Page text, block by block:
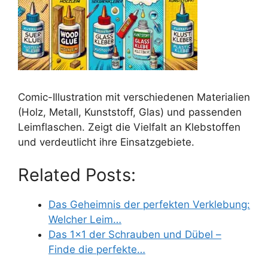
Comic-Illustration mit verschiedenen Materialien
(Holz, Metall, Kunststoff, Glas) und passenden
Leimflaschen. Zeigt die Vielfalt an Klebstoffen
und verdeutlicht ihre Einsatzgebiete.
Related Posts:
Das Geheimnis der perfekten Verklebung:
Welcher Leim…
Das 1x1 der Schrauben und Dübel –
Finde die perfekte…